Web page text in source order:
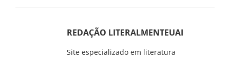
REDAÇÃO LITERALMENTEUAI
Site especializado em literatura